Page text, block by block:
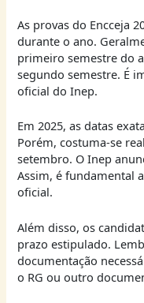
As provas do Encceja
durante o ano.
primeiro semestre do
segundo semestre. É
oficial do Inep.
Em 2025, as datas
Porém, costuma-se
setembro. O Inep
Assim, é fundamental
oficial.
Além disso, os
prazo estipulado.
documentação
o RG ou outro